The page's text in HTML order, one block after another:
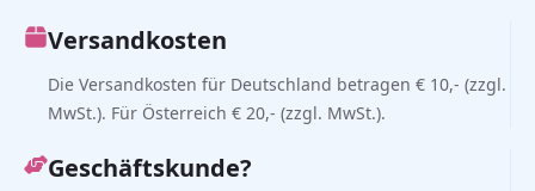
Versandkosten
Die Versandkosten für Deutschland betragen € 10,- (zzgl.
MwSt.). Für Österreich € 20,- (zzgl. MwSt.).
Geschäftskunde?